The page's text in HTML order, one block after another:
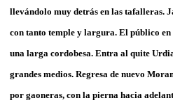
llevándolo muy detrás en las tafalleras.
con tanto temple y largura. El público
una larga cordobesa. Entra al quite
grandes medios. Regresa de nuevo
por gaoneras, con la pierna hacia